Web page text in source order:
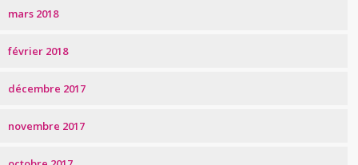
mars 2018
février 2018
décembre 2017
novembre 2017